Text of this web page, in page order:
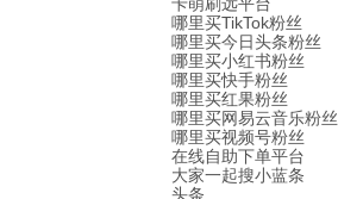
哪里买TikTok粉丝
哪里买今日头条粉丝
哪里买小红书粉丝
哪里买快手粉丝
哪里买红果粉丝
哪里买网易云音乐粉丝
哪里买视频号粉丝
在线自助下单平台
大家一起搜小蓝条
头条